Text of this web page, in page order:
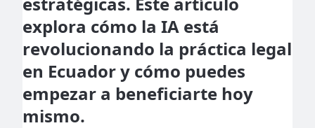
explora cómo la IA está
revolucionando la práctica legal
en Ecuador y cómo puedes
empezar a beneficiarte hoy
mismo.